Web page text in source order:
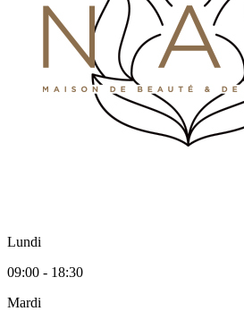
Lundi
09:00 - 18:30
Mardi